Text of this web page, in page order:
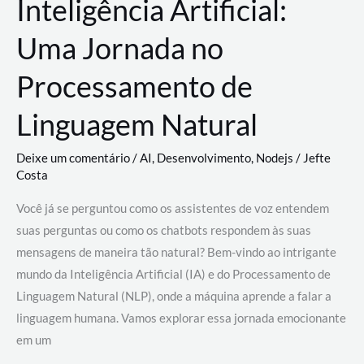
Inteligência Artificial:
Uma Jornada no
Processamento de
Linguagem Natural
Deixe um comentário/AI, Desenvolvimento, Nodejs / Jefte
Costa
Você já se perguntou como os assistentes de voz entendem
suas perguntas ou como os chatbots respondem às suas
mensagens de maneira tão natural? Bem-vindo ao intrigante
mundo da Inteligência Artificial (IA) e do Processamento de
Linguagem Natural (NLP), onde a máquina aprende a falar a
linguagem humana. Vamos explorar essa jornada emocionante
em um